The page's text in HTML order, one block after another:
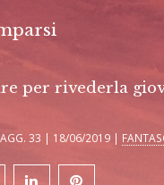
per rivederla
33 | 18/06/2019 |